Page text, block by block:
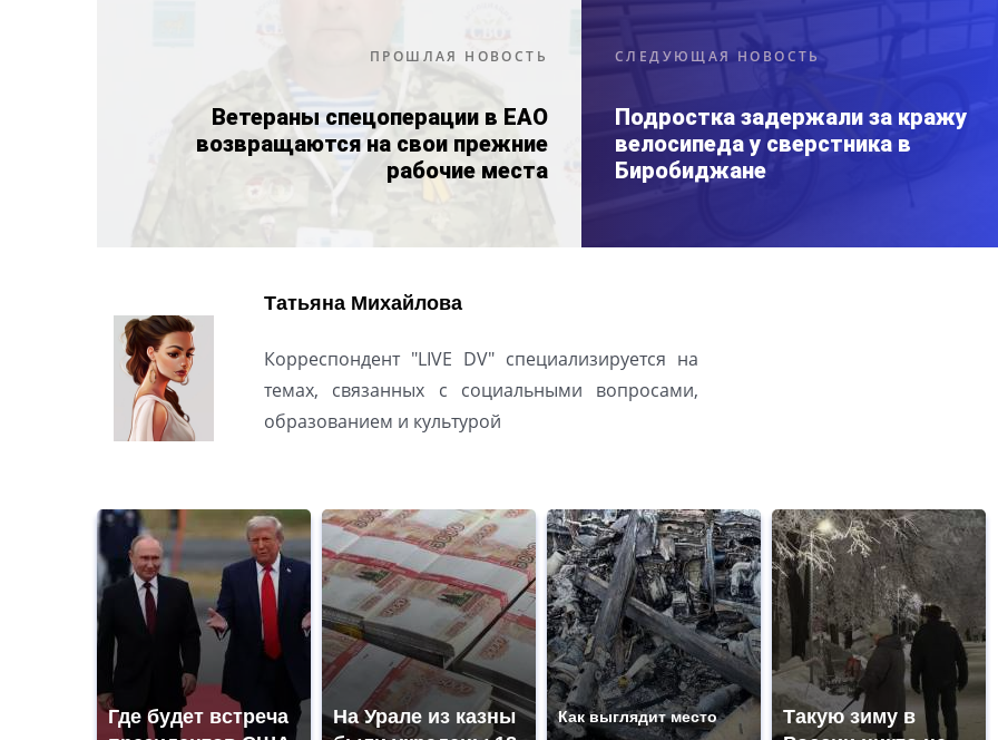
ПРОШЛАЯ НОВОСТЬ
Ветераны спецоперации в ЕАО
возвращаются на свои прежние
рабочие места
СЛЕДУЮЩАЯ НОВОСТЬ
Подростка задержали за кражу
велосипеда у сверстника в
Биробиджане
Татьяна Михайлова
Корреспондент "LIVE DV" специализируется на
темах, связанных с социальными вопросами,
образованием и культурой
Где будет встреча
На Урале из казны
Как выглядит место
Такую зиму в